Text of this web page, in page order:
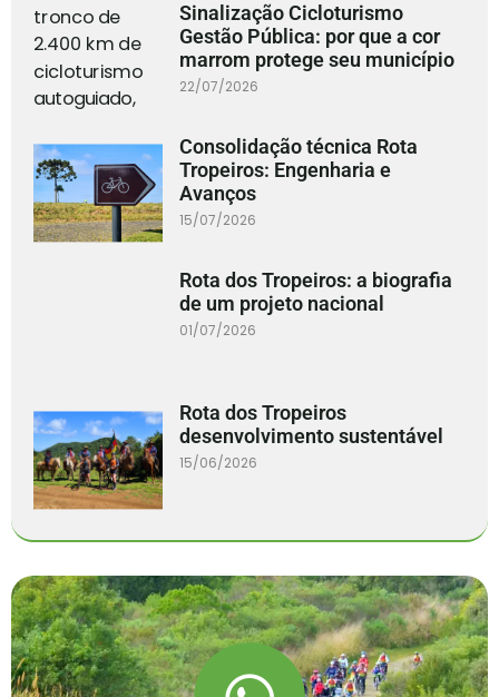
Sinalização Cicloturismo
Gestão Pública: por que a cor
marrom protege seu município
22/07/2026
Consolidação técnica Rota
Tropeiros: Engenharia e
Avanços
15/07/2026
Rota dos Tropeiros: a biografia
de um projeto nacional
01/07/2026
Rota dos Tropeiros
desenvolvimento sustentável
15/06/2026